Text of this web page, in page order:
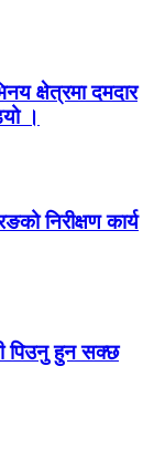
क्षेत्रमा दमदार
।
निरीक्षण कार्य
पिउनु हुन सक्छ